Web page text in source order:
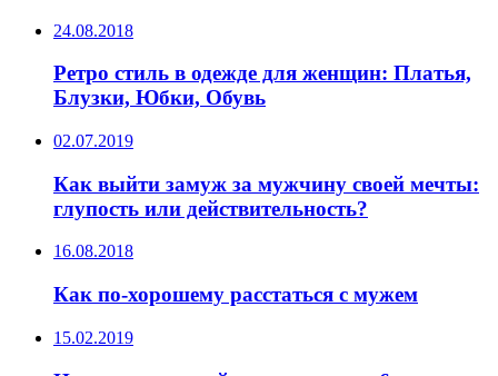
24.08.2018
Ретро стиль в одежде для женщин: Платья,
Блузки, Юбки, Обувь
02.07.2019
Как выйти замуж за мужчину своей мечты:
глупость или действительность?
16.08.2018
Как по-хорошему расстаться с мужем
15.02.2019